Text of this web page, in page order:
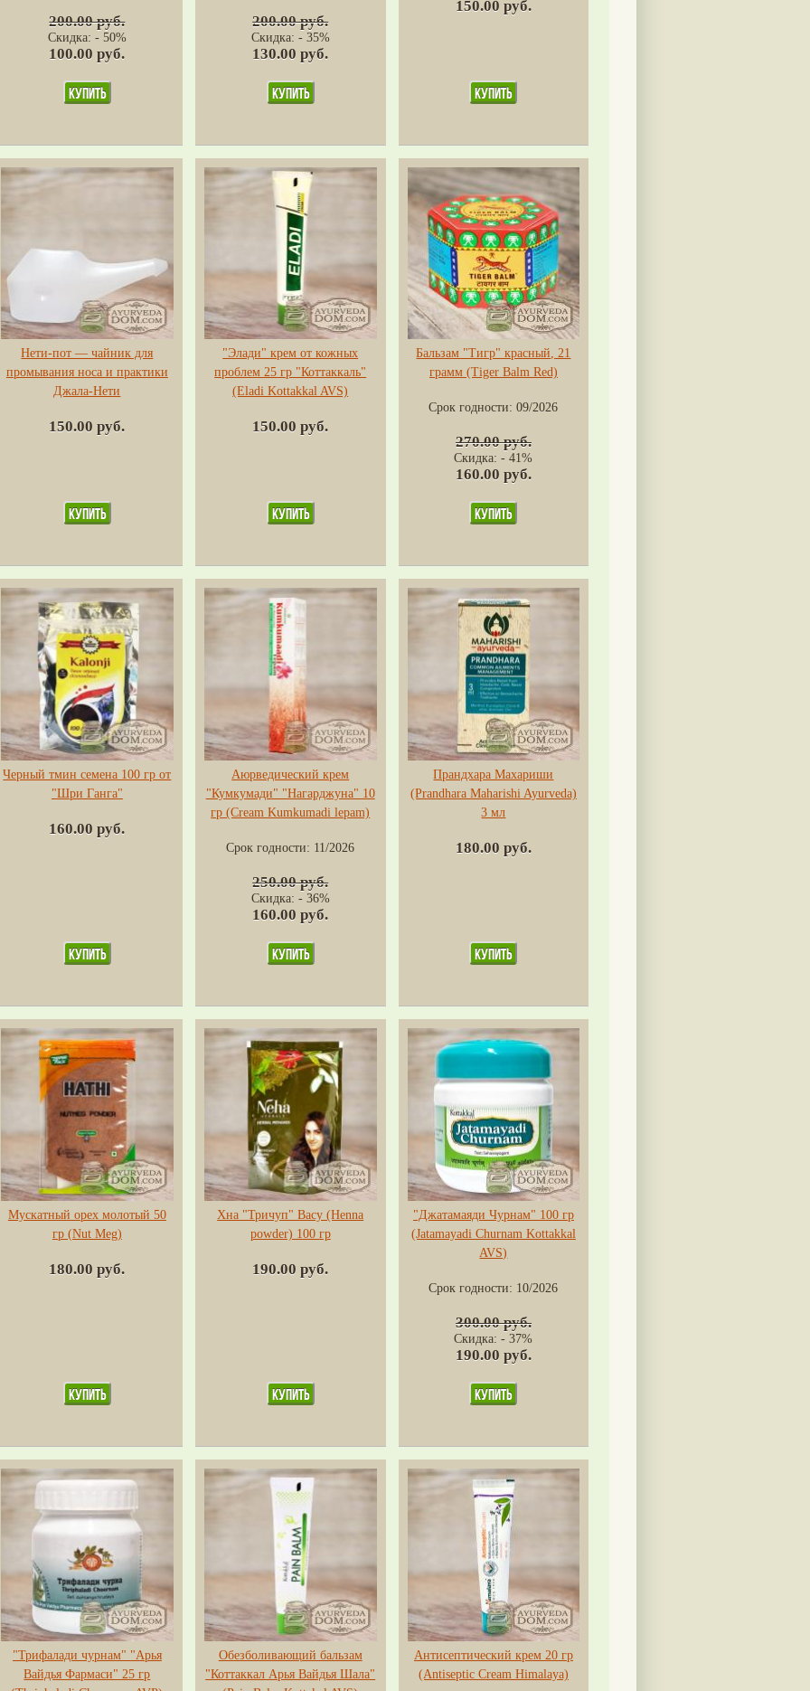
200.00 руб.
Скидка: - 50%
100.00 руб.
200.00 руб.
Скидка: - 35%
130.00 руб.
150.00 руб.
Нети-пот — чайник для
промывания носа и практики
Джала-Нети
150.00 руб.
"Элади" крем от кожных
проблем 25 гр "Коттаккаль"
(Eladi Kottakkal AVS)
150.00 руб.
Бальзам "Тигр" красный, 21
грамм (Tiger Balm Red)
Срок годности:09/2026
270.00 руб.
Скидка: - 41%
160.00 руб.
Черный тмин семена 100 гр от
"Шри Ганга"
160.00 руб.
Аюрведический крем
"Кумкумади" "Нагарджуна" 10
гр (Cream Kumkumadi lepam)
Срок годности: 11/2026
250.00 руб.
Скидка: - 36%
160.00 руб.
Прандхара Махариши
(Prandhara Maharishi Ayurvedа)
3 мл
180.00 руб.
Мускатный орех молотый 50
гр (Nut Meg)
180.00 руб.
Хна "Тричуп" Васу (Henna
powder) 100 гр
190.00 руб.
"Джатамаяди Чурнам" 100 гр
(Jatamayadi Churnam Kottakkal
AVS)
Срок годности: 10/2026
300.00 руб.
Скидка: - 37%
190.00 руб.
"Трифалади чурнам" "Арья
Вайдья Фармаси" 25 гр
Обезболивающий бальзам
"Коттаккал Арья Вайдья Шала"
Антисептический крем 20 гр
(Antiseptic Cream Himalaya)